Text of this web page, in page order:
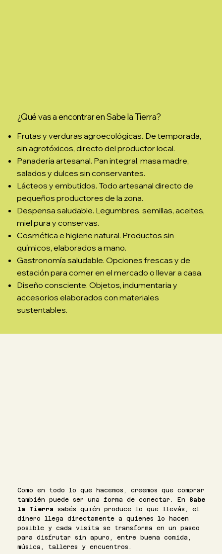
¿Qué vas a encontrar en Sabe la Tierra?
Frutas y verduras agroecológicas. De temporada,
sin agrotóxicos, directo del productor local.
Panadería artesanal. Pan integral, masa madre,
salados y dulces sin conservantes.
Lácteos y embutidos. Todo artesanal directo de
pequeños productores de la zona.
Despensa saludable. Legumbres, semillas, aceites,
miel pura y conservas.
Cosmética e higiene natural. Productos sin
químicos, elaborados a mano.
Gastronomía saludable. Opciones frescas y de
estación para comer en el mercado o llevar a casa.
Diseño consciente. Objetos, indumentaria y
accesorios elaborados con materiales
sustentables.
Como en todo lo que hacemos, creemos que comprar
también puede ser una forma de conectar. En Sabe
la Tierra sabés quién produce lo que llevás, el
dinero llega directamente a quienes lo hacen
posible y cada visita se transforma en un paseo
para disfrutar sin apuro, entre buena comida,
música, talleres y encuentros.